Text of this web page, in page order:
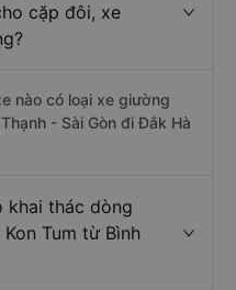
cặp đôi, xe
nào có loại xe giường
- Sài Gòn đi Đắk Hà
khai thác dòng
Tum từ Bình